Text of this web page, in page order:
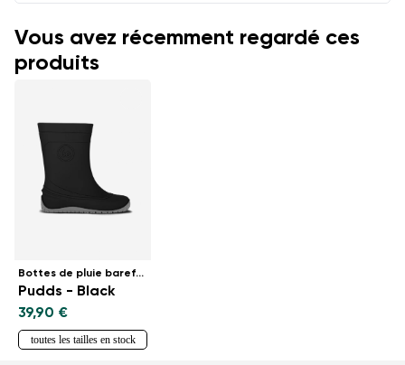
Vous avez récemment regardé ces
produits
Bottes de pluie barefoot pour enfants
Pudds - Black
39,90 €
toutes les tailles en stock